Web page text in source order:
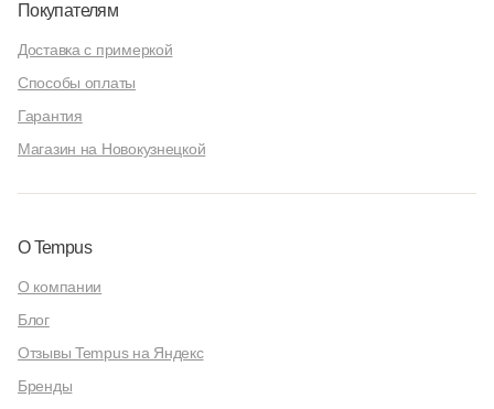
Покупателям
Доставка с примеркой
Способы оплаты
Гарантия
Магазин на Новокузнецкой
О Tempus
О компании
Блог
Отзывы Tempus на Яндекс
Бренды